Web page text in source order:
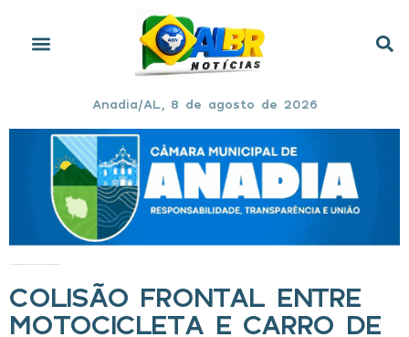
Anadia/AL, 8 de agosto de 2026
COLISÃO FRONTAL ENTRE
MOTOCICLETA E CARRO DE